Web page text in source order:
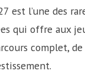
est l’une des
qui offre aux
complet,